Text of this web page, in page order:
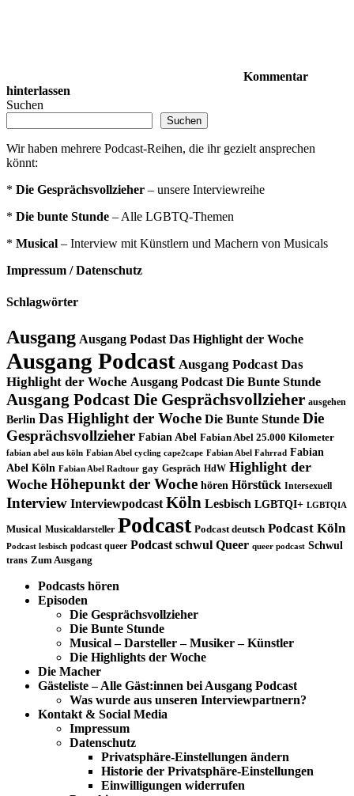
Kommentar
hinterlassen
Suchen
Suchen
Wir haben mehrere Podcast-Reihen, die ihr gezielt ansprechen
könnt:
* Die Gesprächsvollzieher – unsere Interviewreihe
* Die bunte Stunde – Alle LGBTQ-Themen
* Musical – Interview mit Künstlern und Machern von Musicals
Impressum / Datenschutz
Schlagwörter
Ausgang Ausgang Podast Das Highlight der Woche
Ausgang Podcast Ausgang Podcast Das
Highlight der Woche Ausgang Podcast Die Bunte Stunde
Ausgang Podcast Die Gesprächsvollzieher ausgehen
Berlin Das Highlight der Woche Die Bunte Stunde Die
Gesprächsvollzieher Fabian Abel Fabian Abel 25.000 Kilometer
fabian abel aus köln Fabian Abel cycling cape2cape Fabian Abel Fahrrad Fabian
Abel Köln Fabian Abel Radtour gay Gespräch HdW Highlight der
Woche Höhepunkt der Woche hören Hörstück Intersexuell
Interview Interviewpodcast Köln Lesbisch LGBTQI+ LGBTQIA
Musical Musicaldarsteller Podcast Podcast deutsch Podcast Köln
Podcast lesbisch podcast queer Podcast schwul Queer queer podcast Schwul
trans Zum Ausgang
Podcasts hören
Episoden
Die Gesprächsvollzieher
Die Bunte Stunde
Musical – Darsteller – Musiker – Künstler
Die Highlights der Woche
Die Macher
Gästeliste – Alle Gäst:innen bei Ausgang Podcast
Was wurde aus unseren Interviewpartnern?
Kontakt & Social Media
Impressum
Datenschutz
Privatsphäre-Einstellungen ändern
Historie der Privatsphäre-Einstellungen
Einwilligungen widerrufen